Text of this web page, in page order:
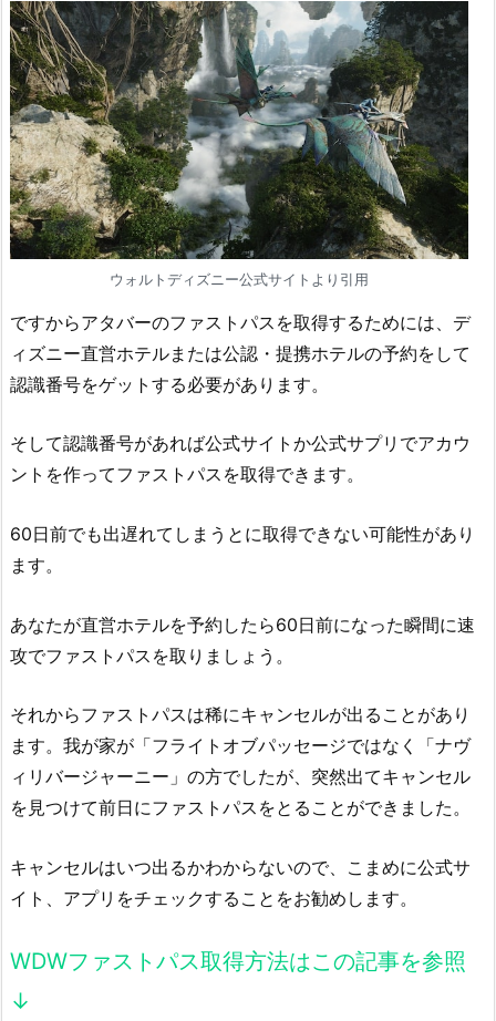
ウォルトディズニー公式サイトより引用
ですからアタバーのファストパスを取得するためには、デ
ィズニー直営ホテルまたは公認・提携ホテルの予約をして
認識番号をゲットする必要があります。
そして認識番号があれば公式サイトか公式サプリでアカウ
ントを作ってファストパスを取得できます。
60日前でも出遅れてしまうとに取得できない可能性があり
ます。
あなたが直営ホテルを予約したら60日前になった瞬間に速
攻でファストパスを取りましょう。
それからファストパスは稀にキャンセルが出ることがあり
ます。我が家が「フライトオブパッセージではなく「ナヴ
ィリバージャーニー」の方でしたが、突然出てキャンセル
を見つけて前日にファストパスをとることができました。
キャンセルはいつ出るかわからないので、こまめに公式サ
イト、アプリをチェックすることをお勧めします。
WDWファストパス取得方法はこの記事を参照
↓